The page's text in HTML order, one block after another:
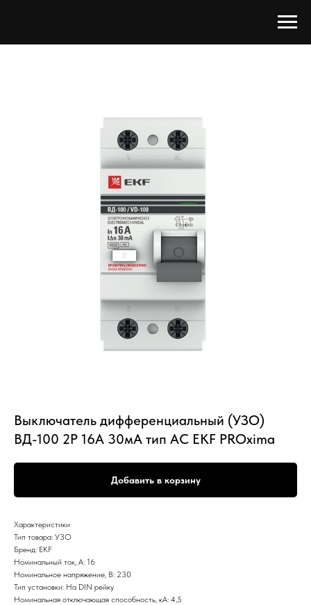
Выключатель дифференциальный (УЗО)
ВД-100 2Р 16А 30мА тип АС EKF PROxima
Добавить в корзину
Характеристики
Тип товара: УЗО
Бренд: EKF
Номинальный ток, А: 16
Номинальное напряжение, В: 230
Тип установки: На DIN рейку
Номинальная отключающая способность, кА: 4,5